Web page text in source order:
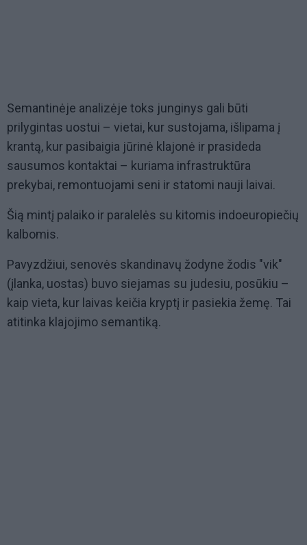
Semantinėje analizėje toks junginys gali būti
prilygintas uostui – vietai, kur sustojama, išlipama į
krantą, kur pasibaigia jūrinė klajonė ir prasideda
sausumos kontaktai – kuriama infrastruktūra
prekybai, remontuojami seni ir statomi nauji laivai.
Šią mintį palaiko ir paralelės su kitomis indoeuropiečių
kalbomis.
Pavyzdžiui, senovės skandinavų žodyne žodis "vik"
(įlanka, uostas) buvo siejamas su judesiu, posūkiu –
kaip vieta, kur laivas keičia kryptį ir pasiekia žemę. Tai
atitinka klajojimo semantiką.